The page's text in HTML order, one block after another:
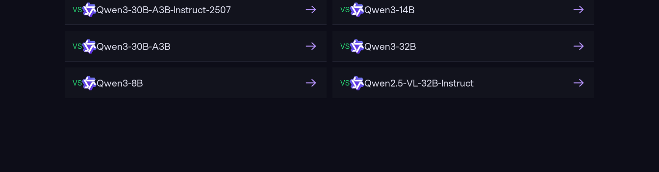
VS Qwen3-30B-A3B-Instruct-2507 VS Qwen3-14B
VS Qwen3-30B-A3B VS Qwen3-32B
VS Qwen3-8B VS Qwen2.5-VL-32B-Instruct